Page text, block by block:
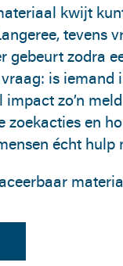
kwijt
tevens
gebeurt zodra
is iemand
zo’n
en
écht hulp